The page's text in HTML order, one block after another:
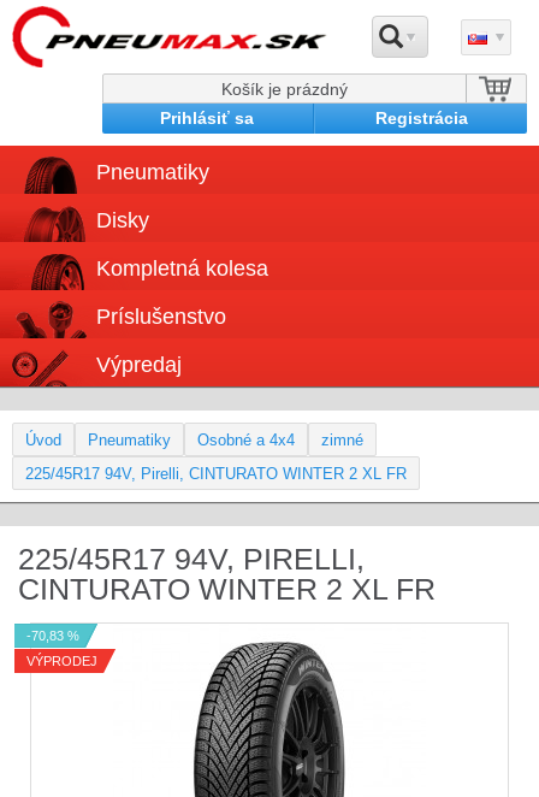
Košík je prázdný
Prihlásiť sa
Registrácia
Pneumatiky
Disky
Kompletná kolesa
Príslušenstvo
Výpredaj
Úvod Pneumatiky Osobné a 4x4
zimné
225/45R17 94V, Pirelli, CINTURATO WINTER 2 XL FR
225/45R17 94V, PIRELLI,
CINTURATO WINTER 2 XL FR
-70,83 %
VÝPRODEJ